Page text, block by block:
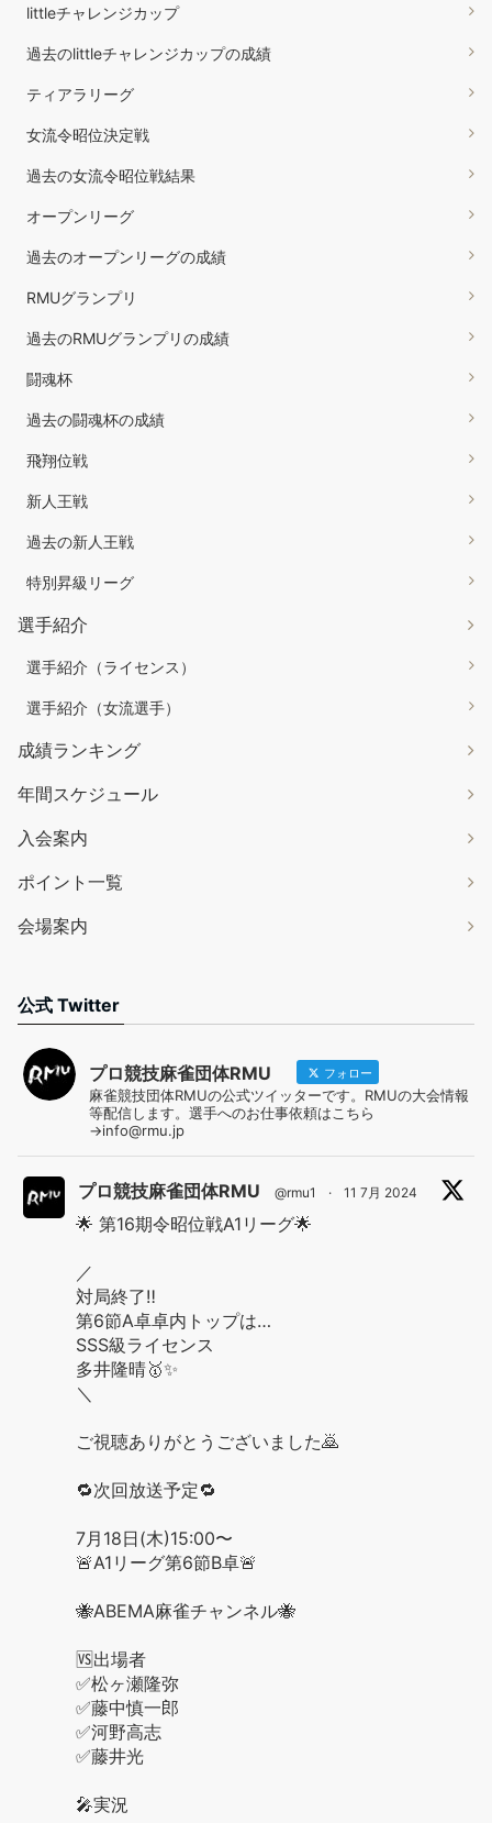
littleチャレンジカップ
過去のlittleチャレンジカップの成績
ティアラリーグ
女流令昭位決定戦
過去の女流令昭位戦結果
オープンリーグ
過去のオープンリーグの成績
RMUグランプリ
過去のRMUグランプリの成績
闘魂杯
過去の闘魂杯の成績
飛翔位戦
新人王戦
過去の新人王戦
特別昇級リーグ
選手紹介
選手紹介（ライセンス）
選手紹介（女流選手）
成績ランキング
年間スケジュール
入会案内
ポイント一覧
会場案内
公式 Twitter
プロ競技麻雀団体RMU フォロー
麻雀競技団体RMUの公式ツイッターです。RMUの大会情報
等配信します。選手へのお仕事依頼はこちら
→info@rmu.jp
プロ競技麻雀団体RMU @rmu1 · 11 7月 2024
🌟 第16期令昭位戦A1リーグ🌟
／
対局終了‼️
第6節A卓卓内トップは…
SSS級ライセンス
多井隆晴🥇✨
＼
ご視聴ありがとうございました🙇
🔁次回放送予定🔁
7月18日(木)15:00〜
🚨A1リーグ第6節B卓🚨
🐝ABEMA麻雀チャンネル🐝
🆚出場者
✅松ヶ瀬隆弥
✅藤中慎一郎
✅河野高志
✅藤井光
🎤実況